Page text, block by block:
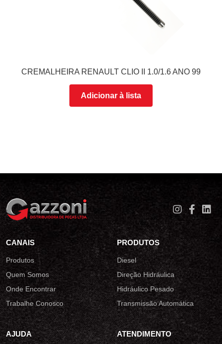
CREMALHEIRA RENAULT CLIO II 1.0/1.6 ANO 99
Adicionar à lista
CANAIS
Produtos
Quem Somos
Onde Encontrar
Trabalhe Conosco
PRODUTOS
Diesel
Direção Hidráulica
Hidráulico Pesado
Transmissão Automática
AJUDA ATENDIMENTO